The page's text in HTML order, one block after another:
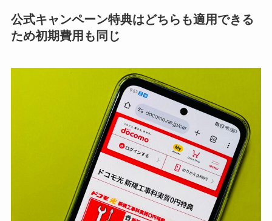
公式キャンペーン特典はどちらも適用できる
ため初期費用も同じ